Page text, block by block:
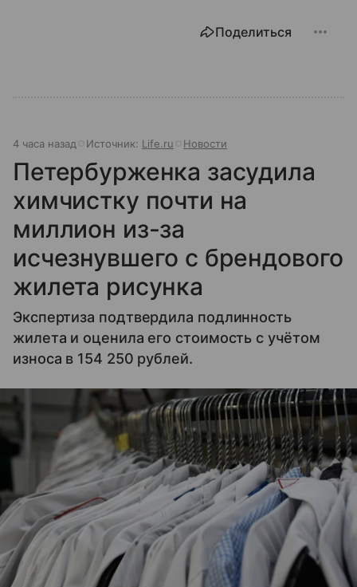
Поделиться
4 часа назад Источник: Life.ru Новости
Петербурженка засудила
химчистку почти на
миллион из-за
исчезнувшего с брендового
жилета рисунка
Экспертиза подтвердила подлинность
жилета и оценила его стоимость с учётом
износа в 154 250 рублей.